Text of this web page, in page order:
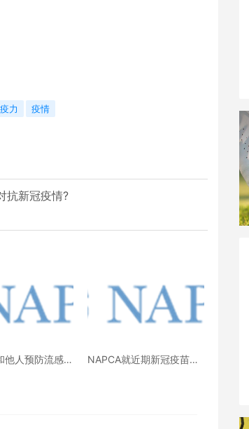
力 疫情
抗新冠疫情?
他⼈预防流感
NAPCA就近期新冠疫苗问